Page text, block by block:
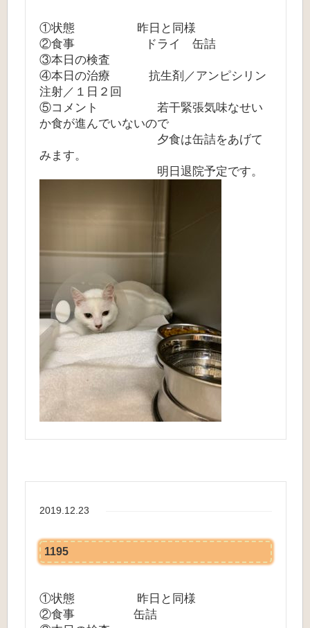
①状態 昨日と同様
②食事 ドライ 缶詰
③本日の検査
④本日の治療 抗生剤／アンピシリン
注射／１日２回
⑤コメント 若干緊張気味なせい
か食が進んでいないので
夕食は缶詰をあげて
みます。
明日退院予定です。
2019.12.23
1195
①状態 昨日と同様
②食事 缶詰